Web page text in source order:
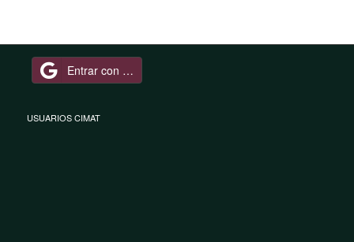
Entrar con Google
USUARIOS CIMAT